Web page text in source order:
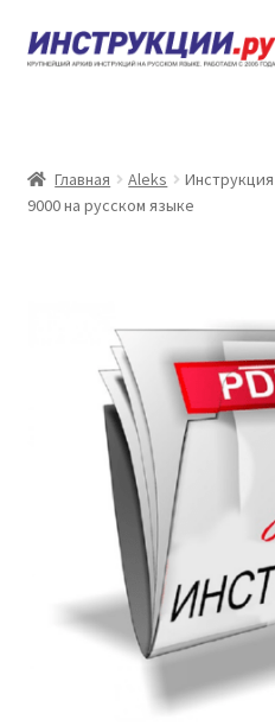
Перейти
к
Перейти
к
Каталог инструкций по
Контакты
Главная Aleks
9000 на русском языке